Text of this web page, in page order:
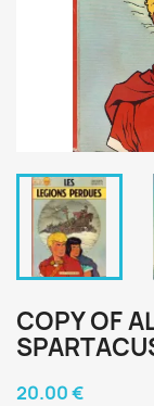
COPY OF
20.00 €